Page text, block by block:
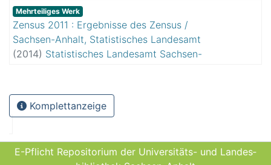
Mehrteiliges Werk
Zensus 2011 : Ergebnisse des Zensus /
Sachsen-Anhalt, Statistisches Landesamt
(2014) Statistisches Landesamt Sachsen-
Komplettanzeige
E-Pflicht Repositorium der Universitäts- und Landes­